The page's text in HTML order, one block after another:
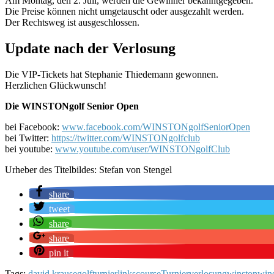
Die Preise können nicht umgetauscht oder ausgezahlt werden.
Der Rechtsweg ist ausgeschlossen.
Update nach der Verlosung
Die VIP-Tickets hat Stephanie Thiedemann gewonnen.
Herzlichen Glückwunsch!
Die WINSTONgolf Senior Open
bei Facebook: www.facebook.com/WINSTONgolfSeniorOpen
bei Twitter: https://twitter.com/WINSTONgolfclub
bei youtube: www.youtube.com/user/WINSTONgolfClub
Urheber des Titelbildes: Stefan von Stengel
share
tweet
share
share
pin it